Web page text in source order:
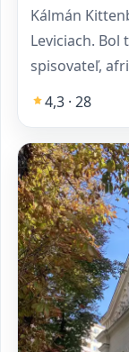
Kálmán
Leviciach.
spisovateľ,
4,3 · 28